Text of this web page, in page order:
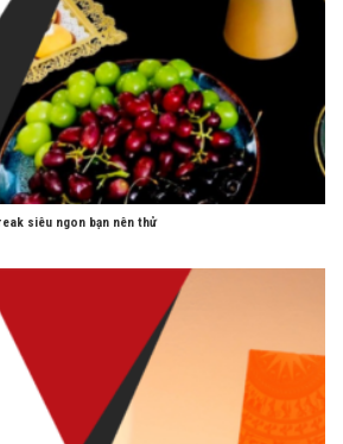
siêu ngon bạn nên thử